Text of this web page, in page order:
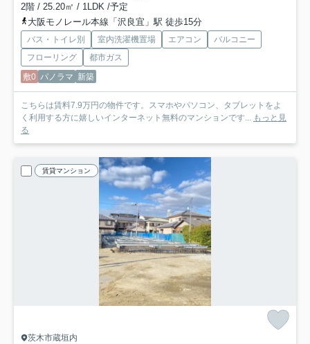
2階 / 25.20㎡ / 1LDK /予定
大阪モノレール本線「沢良宜」駅 徒歩15分
バス・トイレ別 室内洗濯機置場 エアコン
バルコニー
フローリング
都市ガス
敷0 パノラマ 新築
こちらは賃料7.9万円の物件です。スマホやパソコン、タブレットをよ
く利用する方に嬉しいインターネット無料のマンションです...
もっと見
る
賃貸マンション
茨木市蔵垣内